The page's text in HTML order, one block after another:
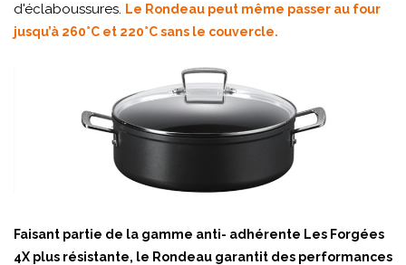
d'éclaboussures. Le Rondeau peut même passer au four
jusqu’à 260°C et 220°C sans le couvercle.
Faisant partie de la gamme anti- adhérente Les Forgées
4X plus résistante, le Rondeau garantit des performances